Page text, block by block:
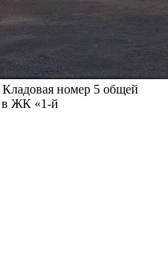
номер 5 общей
в ЖК «1-й